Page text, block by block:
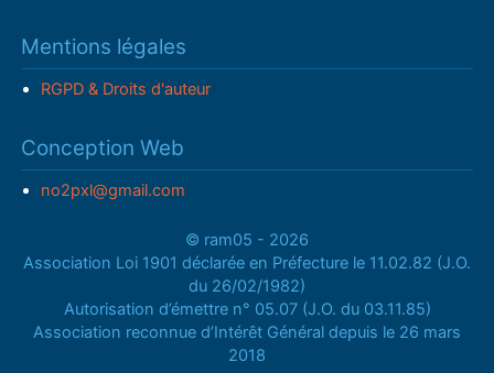
Mentions légales
RGPD & Droits d'auteur
Conception Web
no2pxl@gmail.com
© ram05 - 2026
Association Loi 1901 déclarée en Préfecture le 11.02.82 (J.O.
du 26/02/1982)
Autorisation d’émettre n° 05.07 (J.O. du 03.11.85)
Association reconnue d’Intérêt Général depuis le 26 mars
2018